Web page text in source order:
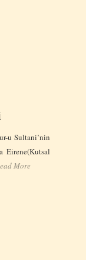
u Sultani’nin
More